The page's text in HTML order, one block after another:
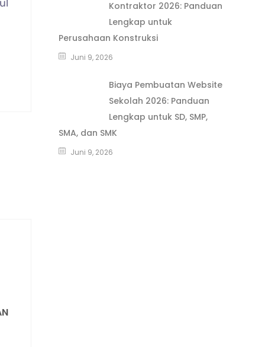
Kontraktor 2026: Panduan
Lengkap untuk
Perusahaan Konstruksi
Juni 9, 2026
Biaya Pembuatan Website
Sekolah 2026: Panduan
Lengkap untuk SD, SMP,
SMA, dan SMK
Juni 9, 2026